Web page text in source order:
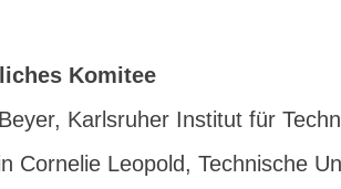
Komitee
Karlsruher Institut für
Cornelie Leopold, Technische